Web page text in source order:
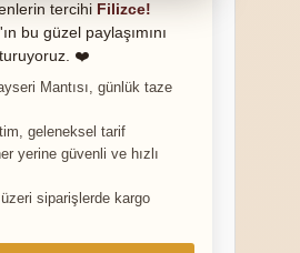
tercihi Filizce!
'ın bu güzel paylaşımını
❤️
Mantısı, günlük taze
geleneksel tarif
yerine güvenli ve hızlı
siparişlerde kargo